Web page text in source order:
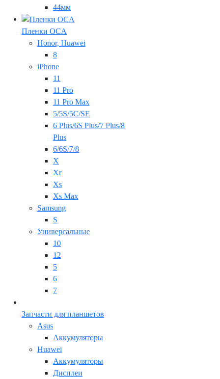
44мм
Пленки OCA
Honor, Huawei
8
iPhone
11
11 Pro
11 Pro Max
5/5S/5C/SE
6 Plus/6S Plus/7 Plus/8
Plus
6/6S/7/8
X
Xr
Xs
Xs Max
Samsung
S
Универсальные
10
12
5
6
7
Запчасти для планшетов
Asus
Аккумуляторы
Huawei
Аккумуляторы
Дисплеи